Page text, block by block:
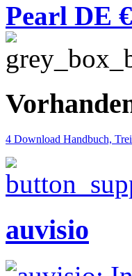
Pearl DE
4 Download Handbuch,
auvisio